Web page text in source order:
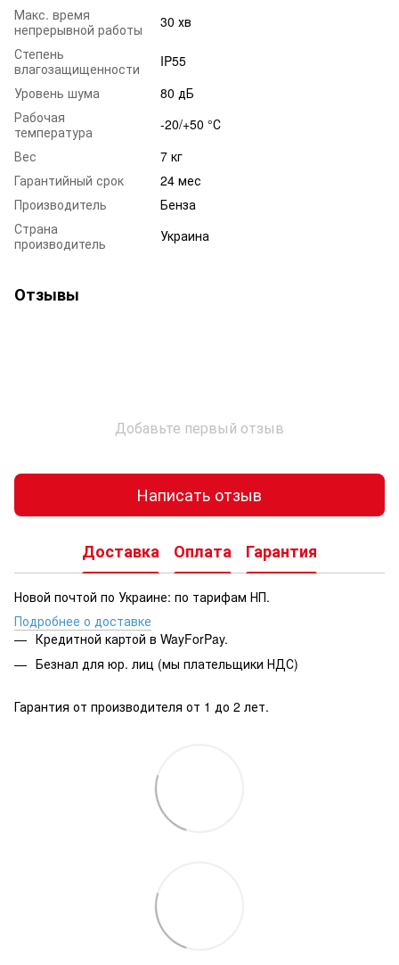
Макс. время
непрерывной работы
30 хв
Степень
влагозащищенности
IP55
Уровень шума
80 дБ
Рабочая
температура
-20/+50 °С
Вес
7 кг
Гарантийный срок
24 мес
Производитель
Бенза
Страна
производитель
Украина
Отзывы
Добавьте первый отзыв
Написать отзыв
Доставка Оплата Гарантия
Новой почтой по Украине: по тарифам НП.
Подробнее о доставке
Кредитной картой в WayForPay.
Безнал для юр. лиц (мы плательщики НДС)
Гарантия от производителя от 1 до 2 лет.